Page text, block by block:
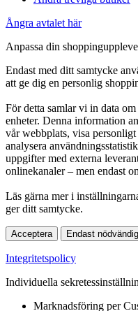
Ångra avtalet här
Anpassa din
Endast med ditt samtycke
att ge dig en personlig
För detta samlar vi in data
enheter. Denna information
vår webbplats, visa
analysera
uppgifter med externa
onlinekanaler – men endast
Läs gärna mer i
ger ditt samtycke.
Acceptera Endast
Integritetspolicy
Individuella
Marknadsföring per